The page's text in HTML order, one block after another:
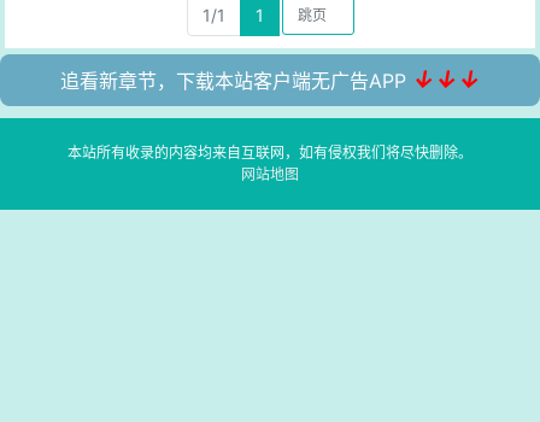
1/1 1
追看新章节，下载本站客户端无广告APP ↓↓↓
本站所有收录的内容均来自互联网，如有侵权我们将尽快删除。
网站地图